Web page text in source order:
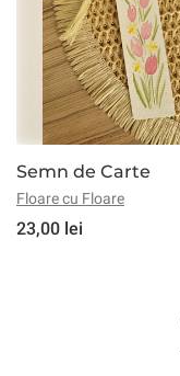
Semn de Carte
Floare cu Floare
23,00 lei